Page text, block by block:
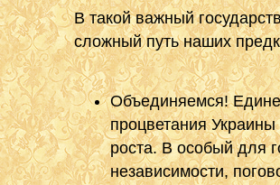
В такой важный
сложный путь наших
Объединяемся!
процветания Украины
роста. В особый для
независимости,